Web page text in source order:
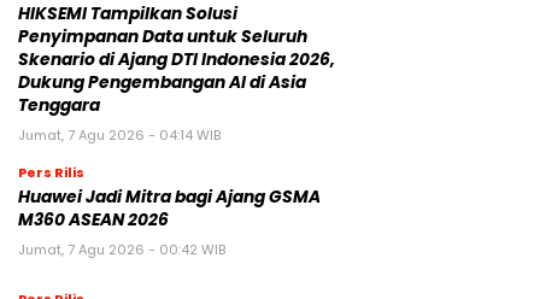
HIKSEMI Tampilkan Solusi
Penyimpanan Data untuk Seluruh
Skenario di Ajang DTI Indonesia 2026,
Dukung Pengembangan AI di Asia
Tenggara
Jumat, 7 Agu 2026 - 04:14 WIB
Pers Rilis
Huawei Jadi Mitra bagi Ajang GSMA
M360 ASEAN 2026
Jumat, 7 Agu 2026 - 00:42 WIB